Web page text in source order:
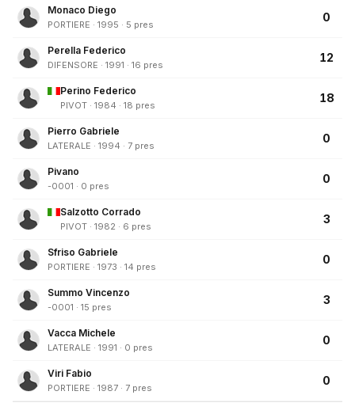
Monaco Diego
PORTIERE · 1995 · 5 pres
0
Perella Federico
DIFENSORE · 1991 · 16 pres
12
Perino Federico
PIVOT · 1984 · 18 pres
18
Pierro Gabriele
LATERALE · 1994 · 7 pres
0
Pivano
-0001 · 0 pres
0
Salzotto Corrado
PIVOT · 1982 · 6 pres
3
Sfriso Gabriele
PORTIERE · 1973 · 14 pres
0
Summo Vincenzo
-0001 · 15 pres
3
Vacca Michele
LATERALE · 1991 · 0 pres
0
Viri Fabio
PORTIERE · 1987 · 7 pres
0